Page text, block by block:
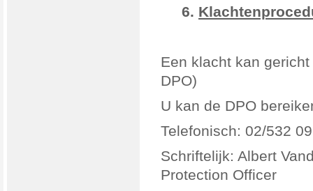
6.
Een klacht kan
DPO)
U kan de DPO
Telefonisch: 02/532
Schriftelijk: Albert
Protection Officer